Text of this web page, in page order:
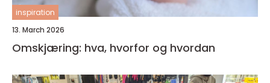
inspiration
13. March 2026
Omskjæring: hva, hvorfor og hvordan